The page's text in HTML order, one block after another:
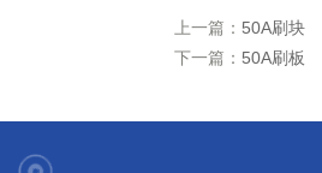
上一篇： 50A刷块
下一篇： 50A刷板